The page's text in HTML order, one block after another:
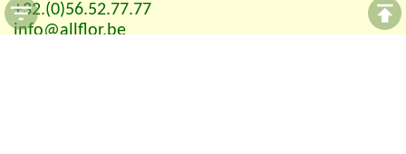
+32.(0)56.52.77.77
info@allflor.be